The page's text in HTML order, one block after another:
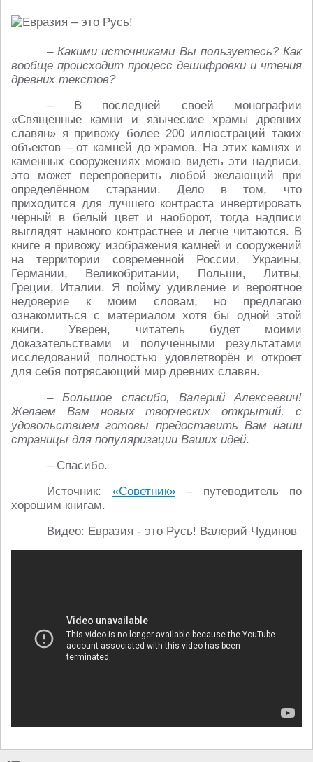
– Какими источниками Вы пользуетесь? Как
вообще происходит процесс дешифровки и чтения
древних текстов?
– В последней своей монографии
«Священные камни и языческие храмы древних
славян» я привожу более 200 иллюстраций таких
объектов – от камней до храмов. На этих камнях и
каменных сооружениях можно видеть эти надписи,
это может перепроверить любой желающий при
определённом старании. Дело в том, что
приходится для лучшего контраста инвертировать
чёрный в белый цвет и наоборот, тогда надписи
выглядят намного контрастнее и легче читаются. В
книге я привожу изображения камней и сооружений
на территории современной России, Украины,
Германии, Великобритании, Польши, Литвы,
Греции, Италии. Я пойму удивление и вероятное
недоверие к моим словам, но предлагаю
ознакомиться с материалом хотя бы одной этой
книги. Уверен, читатель будет моими
доказательствами и полученными результатами
исследований полностью удовлетворён и откроет
для себя потрясающий мир древних славян.
– Большое спасибо, Валерий Алексеевич!
Желаем Вам новых творческих открытий, с
удовольствием готовы предоставить Вам наши
страницы для популяризации Ваших идей.
– Спасибо.
Источник: «Советник»– путеводитель по
хорошим книгам.
Видео: Евразия - это Русь! Валерий Чудинов